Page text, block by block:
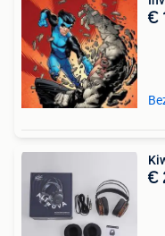
€
€